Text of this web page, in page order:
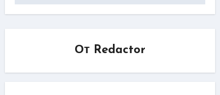
От Redactor